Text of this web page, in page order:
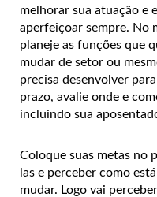
melhorar sua atuação e
aperfeiçoar sempre. No
planeje as funções que
mudar de setor ou
precisa desenvolver
prazo, avalie onde e
incluindo sua
Coloque suas metas no
las e perceber como
mudar. Logo vai